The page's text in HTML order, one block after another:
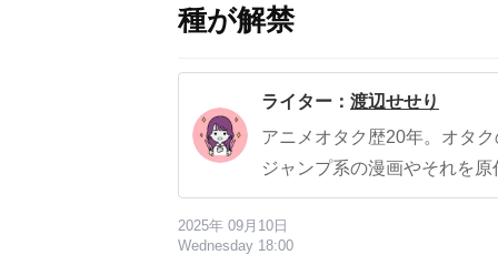
種が解禁
ライター： 渡辺せせり
アニメオタク歴20年。オタ
ジャンプ系の漫画やそれを
2025年 09月10日
Wednesday 18:00